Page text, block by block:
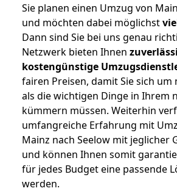
Sie planen einen Umzug von
und möchten dabei möglichst
Dann sind Sie bei uns genau
Netzwerk bieten Ihnen
kostengünstige
fairen Preisen, damit Sie sich um
als die wichtigen Dinge in Ihrem
kümmern müssen. Weiterhin
umfangreiche Erfahrung mit
Mainz nach Seelow mit jeglicher
und können Ihnen somit
für jedes Budget eine passende
werden.